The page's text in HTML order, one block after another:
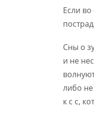
Если
Сны о
и не
либо
к с с,